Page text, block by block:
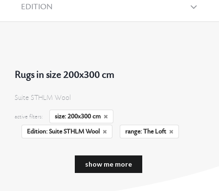
EDITION
Rugs in size 200x300 cm
Suite STHLM Wool
active filters:
size: 200x300 cm
Edition: Suite STHLM Wool
range: The Loft
show me more